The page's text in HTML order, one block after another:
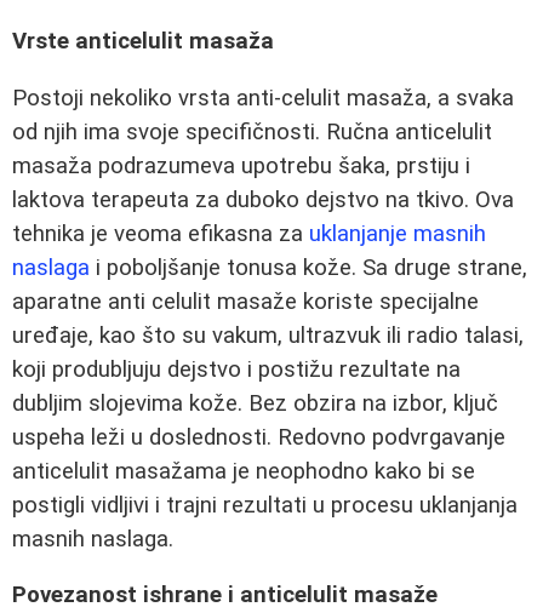
Vrste anticelulit masaža
Postoji nekoliko vrsta anti-celulit masaža, a svaka
od njih ima svoje specifičnosti. Ručna anticelulit
masaža podrazumeva upotrebu šaka, prstiju i
laktova terapeuta za duboko dejstvo na tkivo. Ova
tehnika je veoma efikasna za uklanjanje masnih
naslaga i poboljšanje tonusa kože. Sa druge strane,
aparatne anti celulit masaže koriste specijalne
uređaje, kao što su vakum, ultrazvuk ili radio talasi,
koji produbljuju dejstvo i postižu rezultate na
dubljim slojevima kože. Bez obzira na izbor, ključ
uspeha leži u doslednosti. Redovno podvrgavanje
anticelulit masažama je neophodno kako bi se
postigli vidljivi i trajni rezultati u procesu uklanjanja
masnih naslaga.
Povezanost ishrane i anticelulit masaže